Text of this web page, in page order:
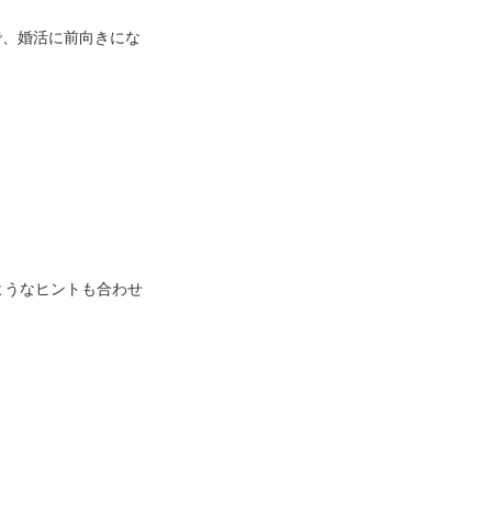
婚活に前向きにな
なヒントも合わせ